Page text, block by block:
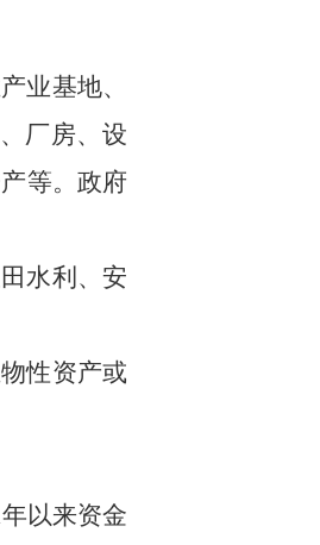
业基地、
厂房、设
等。政府
水利、安
性资产或
年以来资金